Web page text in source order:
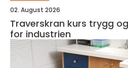
02. August 2026
Traverskran kurs trygg og riktig opplæring
for industrien